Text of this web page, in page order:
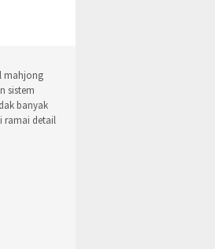
mahjong
sistem
banyak
ramai detail